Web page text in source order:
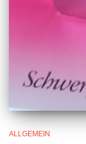
ALLGEMEIN